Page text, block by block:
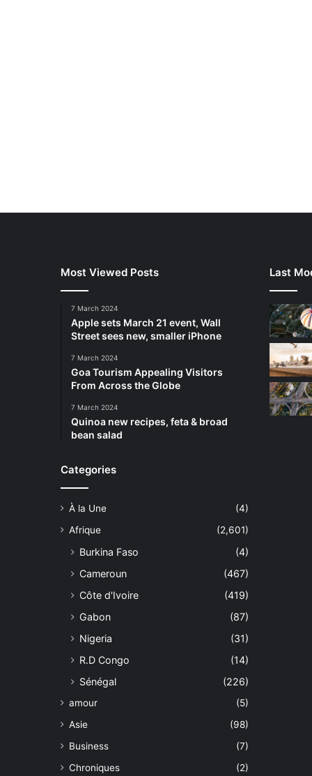
Most Viewed Posts
7 March 2024
Apple sets March 21 event, Wall
Street sees new, smaller iPhone
7 March 2024
Goa Tourism Appealing Visitors
From Across the Globe
7 March 2024
Quinoa new recipes, feta & broad
bean salad
Categories
À la Une
(4)
Afrique
(2,601)
Burkina Faso
(4)
Cameroun
(467)
Côte d'Ivoire
(419)
Gabon
(87)
Nigeria
(31)
R.D Congo
(14)
Sénégal
(226)
amour
(5)
Asie
(98)
Business
(7)
Chroniques
(2)
Last